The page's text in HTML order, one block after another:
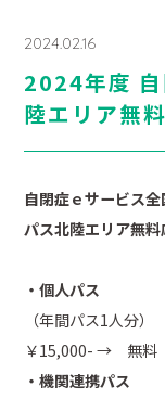
2024.02.16
2024年度
陸エリア無
自閉症ｅサービス
パス北陸エリア無料
・個人パス
（年間パス1人分）
￥15,000- → 無料
・機関連携パス